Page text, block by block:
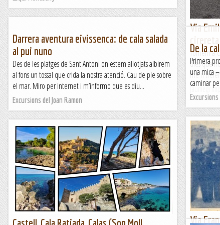
Via
Tornem a
dies que
me'n
Darrera aventura eivissenca: de cala salada
al pui nuno
Des de les platges de Sant Antoni on estem allotjats albirem
al fons un tossal que crida la nostra atenció. Cau de ple sobre
el mar. Miro per internet i m’informo que es diu...
Excursions del Joan Ramon
De la
Primera
una mica
caminar
Excursions
Via